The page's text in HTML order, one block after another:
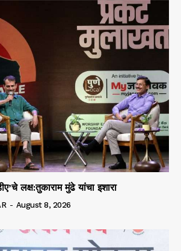
लक्ष:तुकाराम मुंढे यांचा इशारा
- August 8, 2026